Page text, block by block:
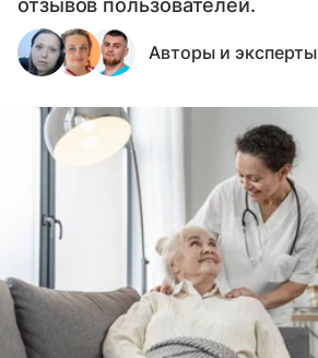
отзывов пользователей.
Авторы и эксперты